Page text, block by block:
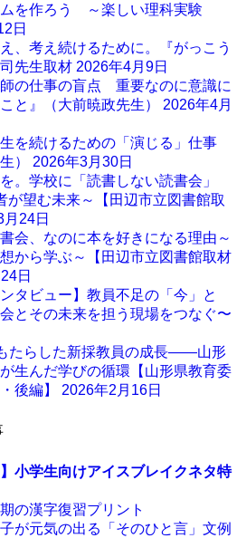
を作ろう ～楽しい理科実験
日
、考え続けるために。『がっこう
先生取材 2026年4月9日
師の仕事の盲点 重要なのに意識に
と』（大前暁政先生） 2026年4月
生を続けるための「演じる」仕事
） 2026年3月30日
。学校に「読書しない読書会」
が望む未来～【田辺市立図書館取
24日
会、なのに本を好きになる理由～
から学ぶ～【田辺市立図書館取材
日
タビュー】教員不足の「今」と
とその未来を担う現場をつなぐ〜
たらした新採教員の成長――山形
生んだ学びの循環【山形県教育委
後編】 2026年2月16日
】小学生向けアイスブレイクネタ特
の漢字復習プリント
が元気の出る「そのひと言」文例